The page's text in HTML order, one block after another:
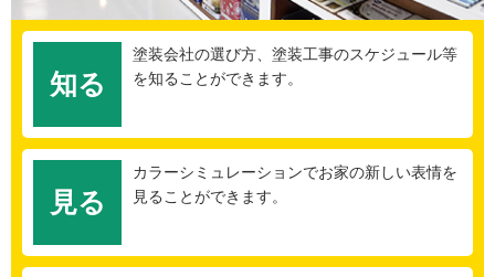
知る
塗装会社の選び方、塗装工事のスケジュール等
を知ることができます。
見る
カラーシミュレーションでお家の新しい表情を
見ることができます。